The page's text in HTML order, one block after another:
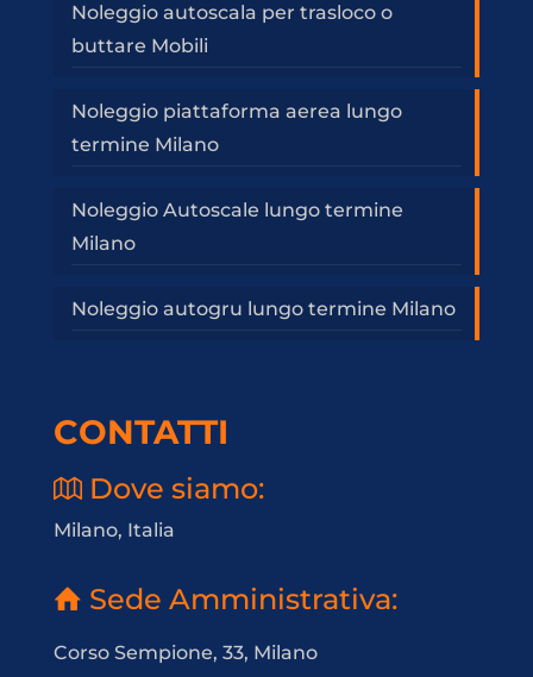
Noleggio autoscala per trasloco o
buttare Mobili
Noleggio piattaforma aerea lungo
termine Milano
Noleggio Autoscale lungo termine
Milano
Noleggio autogru lungo termine Milano
CONTATTI
Dove siamo:
Milano, Italia
Sede Amministrativa:
Corso Sempione, 33, Milano